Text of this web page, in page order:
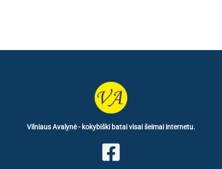
Vilniaus Avalynė - kokybiški batai visai šeimai internetu.